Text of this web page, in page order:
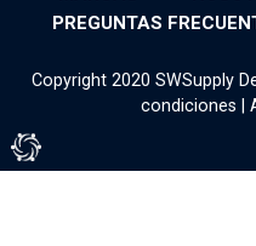
PREGUNTAS
Copyright 2020 SWSupply
condiciones